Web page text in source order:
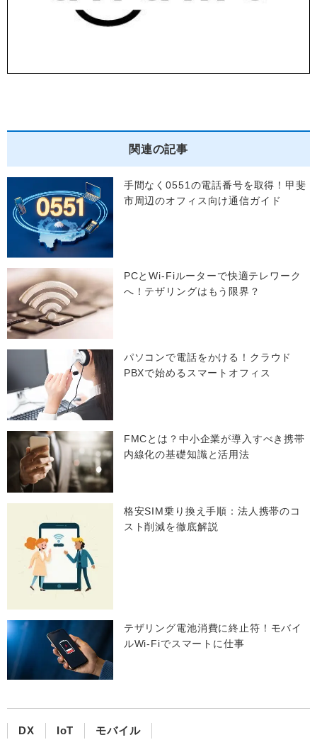
関連の記事
手間なく0551の電話番号を取得！甲斐
市周辺のオフィス向け通信ガイド
PCとWi-Fiルーターで快適テレワーク
へ！テザリングはもう限界？
パソコンで電話をかける！クラウド
PBXで始めるスマートオフィス
FMCとは？中小企業が導入すべき携帯
内線化の基礎知識と活用法
格安SIM乗り換え手順：法人携帯のコ
スト削減を徹底解説
テザリング電池消費に終止符！モバイ
ルWi-Fiでスマートに仕事
DX IoT モバイル